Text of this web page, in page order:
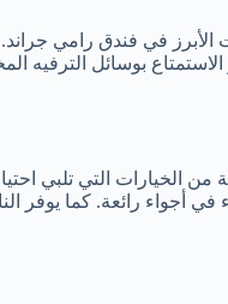
الأبرز في فندق رامي
بوسائل الترفيه
التي تلبي
في أجواء رائعة. كما يوفر